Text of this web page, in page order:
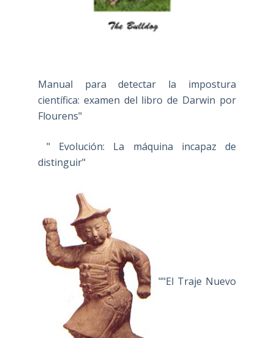
Manual para detectar la impostura
científica: examen del libro de Darwin por
Flourens"
" Evolución: La máquina incapaz de
distinguir"
""El Traje Nuevo